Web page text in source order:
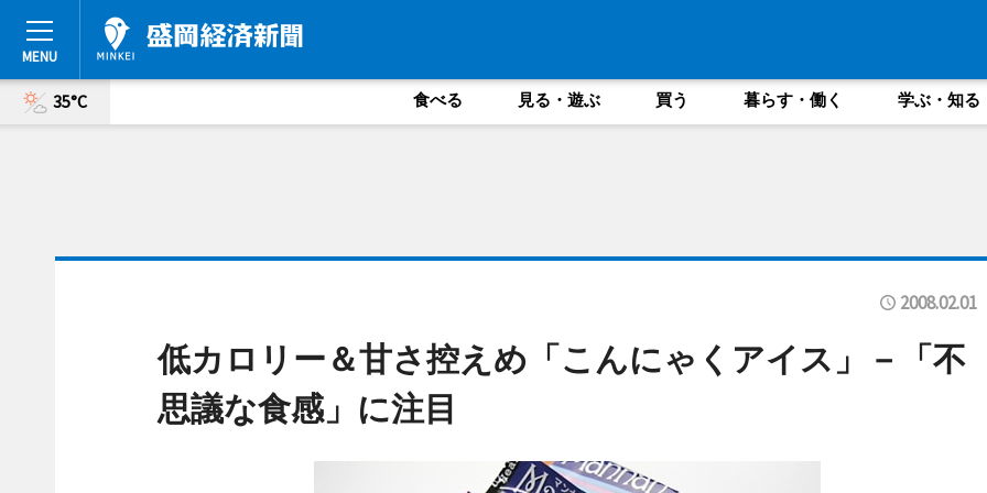
35°C 食べる 見る・遊ぶ 買う 暮らす・働く 学ぶ・知る
2008.02.01
低カロリー＆甘さ控えめ「こんにゃくアイス」－「不
思議な食感」に注目